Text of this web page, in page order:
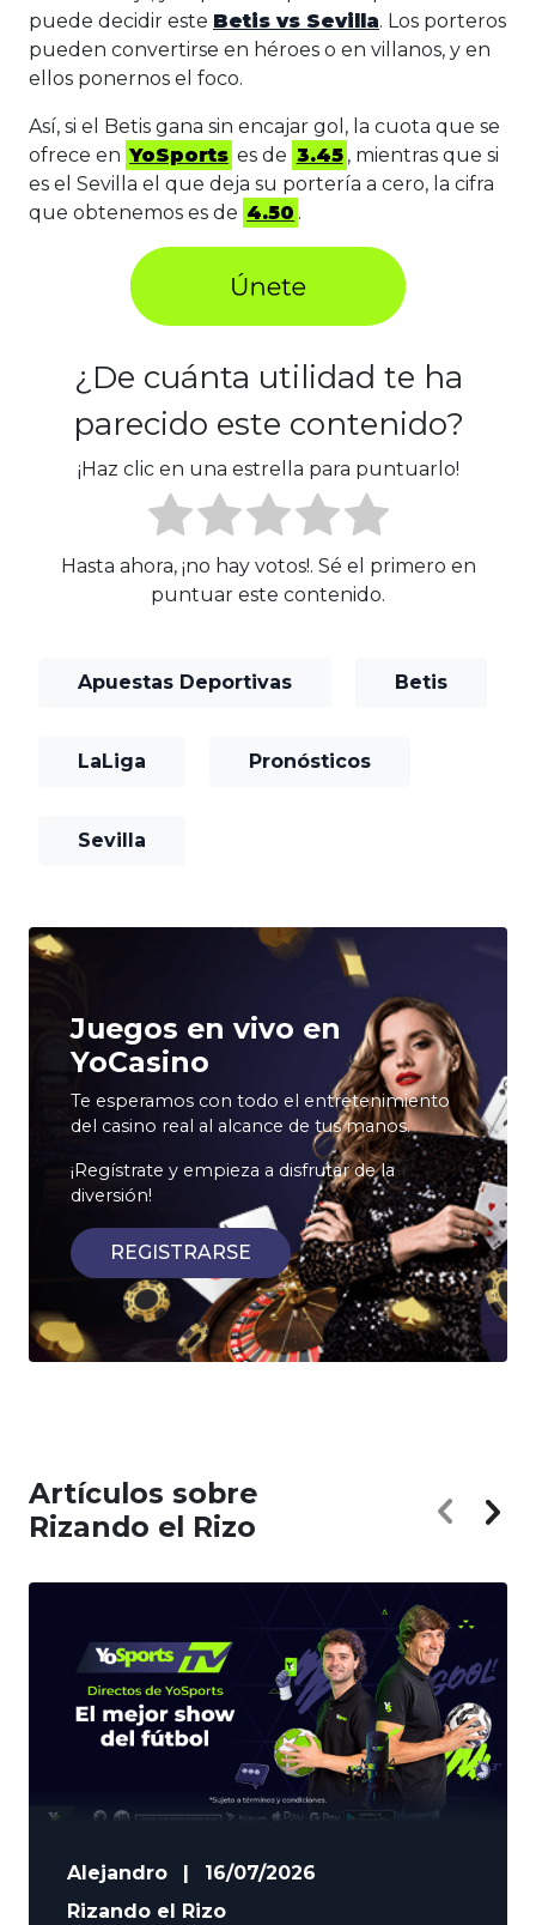
puede decidir este Betis vs Sevilla. Los porteros
pueden convertirse en héroes o en villanos, y en
ellos ponernos el foco.
Así, si el Betis gana sin encajar gol, la cuota que se
ofrece en YoSports es de 3.45 , mientras que si
es el Sevilla el que deja su portería a cero, la cifra
que obtenemos es de 4.50 .
¿De cuánta utilidad te ha
parecido este contenido?
¡Haz clic en una estrella para puntuarlo!
Hasta ahora, ¡no hay votos!. Sé el primero en
puntuar este contenido.
Apuestas Deportivas Betis
LaLiga Pronósticos
Sevilla
Juegos en vivo en
YoCasino
Te esperamos con todo el entretenimiento
del casino real al alcance de tus manos.
¡Regístrate y empieza a disfrutar de la
diversión!
REGISTRARSE
Artículos sobre
Rizando el Rizo
Alejandro
16/07/2026
Rizando el Rizo